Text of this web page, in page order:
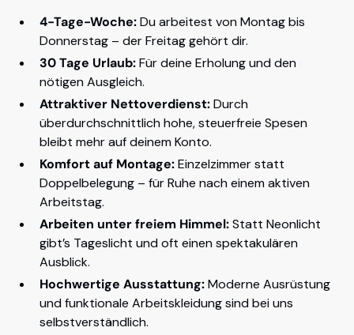
4-Tage-Woche:Du arbeitest von Montag bis
Donnerstag – der Freitag gehört dir.
30 Tage Urlaub:Für deine Erholung und den
nötigen Ausgleich.
Attraktiver Nettoverdienst:Durch
überdurchschnittlich hohe, steuerfreie Spesen
bleibt mehr auf deinem Konto.
Komfort auf Montage:Einzelzimmer statt
Doppelbelegung – für Ruhe nach einem aktiven
Arbeitstag.
Arbeiten unter freiem Himmel:Statt Neonlicht
gibt’s Tageslicht und oft einen spektakulären
Ausblick.
Hochwertige Ausstattung:Moderne Ausrüstung
und funktionale Arbeitskleidung sind bei uns
selbstverständlich.